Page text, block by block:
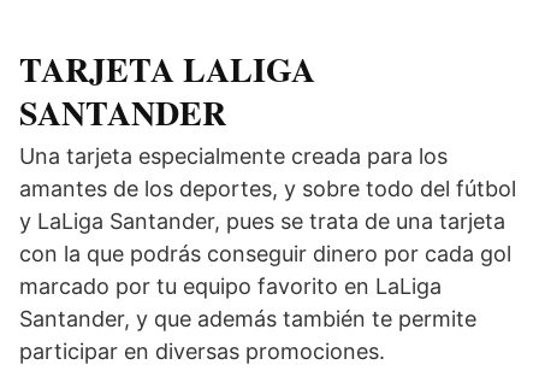
TARJETA LALIGA
SANTANDER
Una tarjeta especialmente creada para los
amantes de los deportes, y sobre todo del fútbol
y LaLiga Santander, pues se trata de una tarjeta
con la que podrás conseguir dinero por cada gol
marcado por tu equipo favorito en LaLiga
Santander, y que además también te permite
participar en diversas promociones.